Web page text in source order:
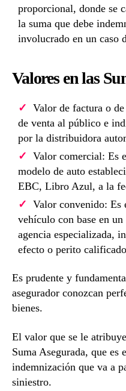
proporcional, donde se
la suma que debe
involucrado en un caso
Valores en las
Valor de factura o
de venta al público e
por la distribuidora
Valor comercial: Es
modelo de auto
EBC, Libro Azul, a la
Valor convenido: Es
vehículo con base en
agencia especializada,
efecto o perito
Es prudente y
asegurador conozcan
bienes.
El valor que se le
Suma Asegurada, que
indemnización que va a
siniestro.